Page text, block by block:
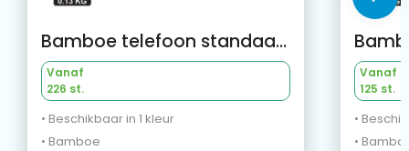
Bamboe telefoon standaard
Vanaf
226 st.
• Beschikbaar in 1 kleur
• Bamboe
Vanaf
125 st.
•
•